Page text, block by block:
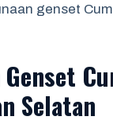
genset
Selatan